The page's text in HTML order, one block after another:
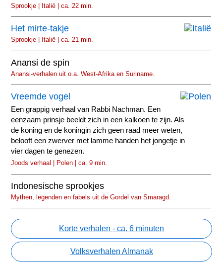
Sprookje | Italië | ca. 22 min.
Het mirte-takje
Sprookje | Italië | ca. 21 min.
Anansi de spin
Anansi-verhalen uit o.a. West-Afrika en Suriname.
Vreemde vogel
Een grappig verhaal van Rabbi Nachman. Een
eenzaam prinsje beeldt zich in een kalkoen te zijn. Als
de koning en de koningin zich geen raad meer weten,
belooft een zwerver met lamme handen het jongetje in
vier dagen te genezen.
Joods verhaal | Polen | ca. 9 min.
Indonesische sprookjes
Mythen, legenden en fabels uit de Gordel van Smaragd.
Korte verhalen - ca. 6 minuten
Volksverhalen Almanak